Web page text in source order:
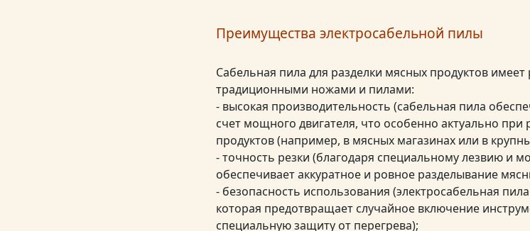
Преимущества электросабельной пилы
Сабельная пила для разделки мясных продуктов
традиционными ножами и пилами:
- высокая производительность (сабельная пила
счет мощного двигателя, что особенно актуально
продуктов (например, в мясных магазинах или в
- точность резки (благодаря специальному лезвию и
обеспечивает аккуратное и ровное разделывание
- безопасность использования (электросабельная
которая предотвращает случайное включение
специальную защиту от перегрева);